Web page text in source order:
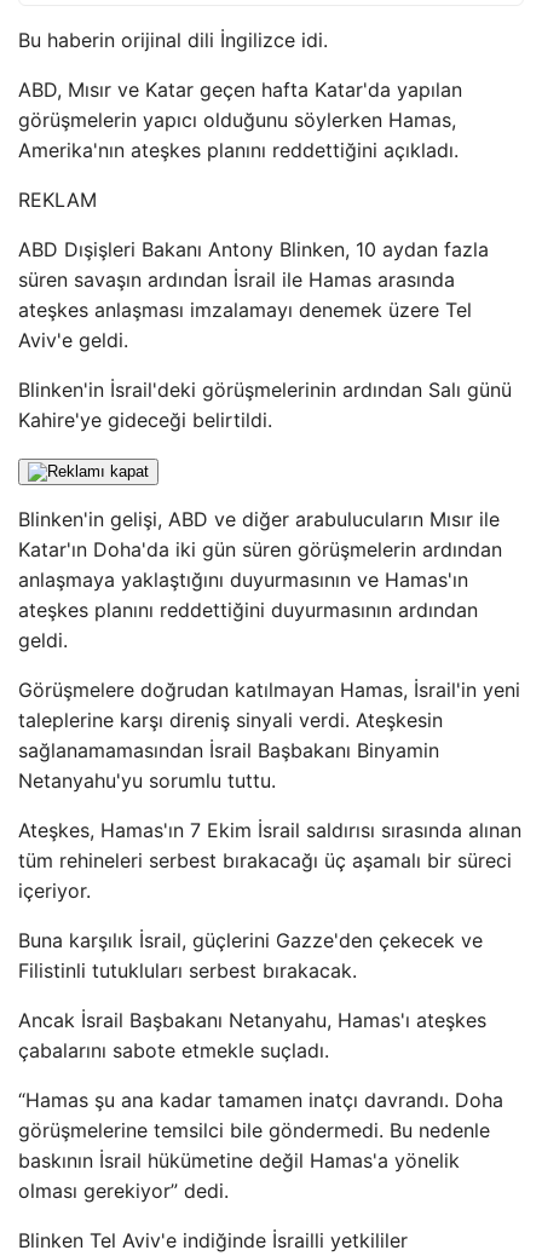
Bu haberin orijinal dili İngilizce idi.
ABD, Mısır ve Katar geçen hafta Katar'da yapılan
görüşmelerin yapıcı olduğunu söylerken Hamas,
Amerika'nın ateşkes planını reddettiğini açıkladı.
REKLAM
ABD Dışişleri Bakanı Antony Blinken, 10 aydan fazla
süren savaşın ardından İsrail ile Hamas arasında
ateşkes anlaşması imzalamayı denemek üzere Tel
Aviv'e geldi.
Blinken'in İsrail'deki görüşmelerinin ardından Salı günü
Kahire'ye gideceği belirtildi.
Blinken'in gelişi, ABD ve diğer arabulucuların Mısır ile
Katar'ın Doha'da iki gün süren görüşmelerin ardından
anlaşmaya yaklaştığını duyurmasının ve Hamas'ın
ateşkes planını reddettiğini duyurmasının ardından
geldi.
Görüşmelere doğrudan katılmayan Hamas, İsrail'in yeni
taleplerine karşı direniş sinyali verdi. Ateşkesin
sağlanamamasından İsrail Başbakanı Binyamin
Netanyahu'yu sorumlu tuttu.
Ateşkes, Hamas'ın 7 Ekim İsrail saldırısı sırasında alınan
tüm rehineleri serbest bırakacağı üç aşamalı bir süreci
içeriyor.
Buna karşılık İsrail, güçlerini Gazze'den çekecek ve
Filistinli tutukluları serbest bırakacak.
Ancak İsrail Başbakanı Netanyahu, Hamas'ı ateşkes
çabalarını sabote etmekle suçladı.
“Hamas şu ana kadar tamamen inatçı davrandı. Doha
görüşmelerine temsilci bile göndermedi. Bu nedenle
baskının İsrail hükümetine değil Hamas'a yönelik
olması gerekiyor” dedi.
Blinken Tel Aviv'e indiğinde İsrailli yetkililer